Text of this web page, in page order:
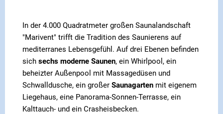
In der 4.000 Quadratmeter großen Saunalandschaft
"Marivent" trifft die Tradition des Saunierens auf
mediterranes Lebensgefühl. Auf drei Ebenen befinden
sich sechs moderne Saunen, ein Whirlpool, ein
beheizter Außenpool mit Massagedüsen und
Schwalldusche, ein großer Saunagarten mit eigenem
Liegehaus, eine Panorama-Sonnen-Terrasse, ein
Kalttauch- und ein Crasheisbecken.